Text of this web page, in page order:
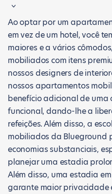
Ao optar por um
em vez de um hotel, você
maiores e a vários
mobiliados com itens
nossos designers de
nossos apartamentos
benefício adicional de uma
funcional, dando-lhe a
refeições. Além disso, a
mobiliados da Blueground
economias substanciais,
planejar uma estadia
Além disso, uma estadia
garante maior privacidade